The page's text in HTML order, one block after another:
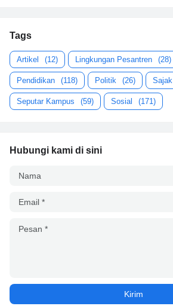
Tags
Artikel (12) Lingkungan Pesantren (28)
Pendidikan (118) Politik (26) Sajak
Seputar Kampus (59) Sosial (171)
Hubungi kami di sini